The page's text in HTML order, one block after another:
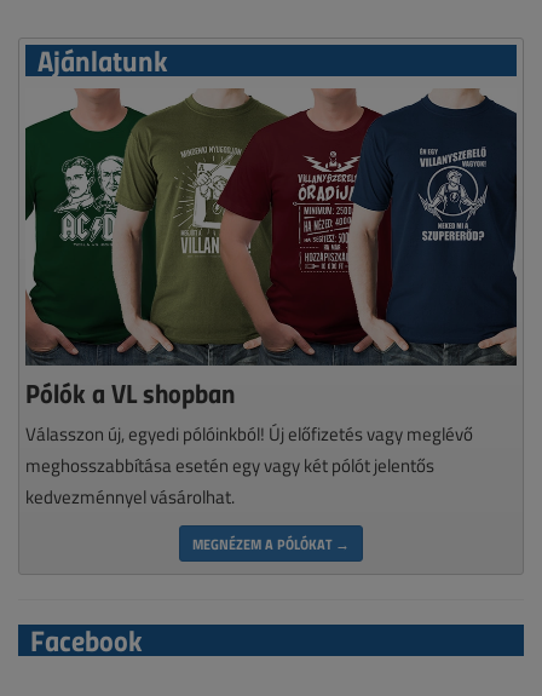
Ajánlatunk
Pólók a VL shopban
Válasszon új, egyedi pólóinkból! Új előfizetés vagy meglévő
meghosszabbítása esetén egy vagy két pólót jelentős
kedvezménnyel vásárolhat.
MEGNÉZEM A PÓLÓKAT →
Facebook